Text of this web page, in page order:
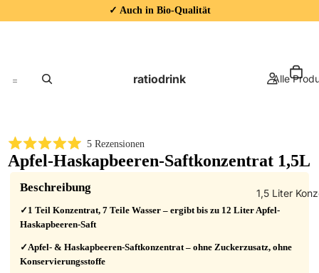
✓ Auch in Bio-Qualität
ratiodrink Alle
1,5 Liter
Mit
5.0
von
Sternen
5Rezensionen
Apfel-Haskapbeeren-Saftkonzentrat 1,5L
Beschreibung
✓1 Teil Konzentrat, 7 Teile Wasser – ergibt bis zu 12 Liter Apfel-
Haskapbeeren-Saft
✓Apfel- & Haskapbeeren-Saftkonzentrat – ohne Zuckerzusatz, ohne
Konservierungsstoffe